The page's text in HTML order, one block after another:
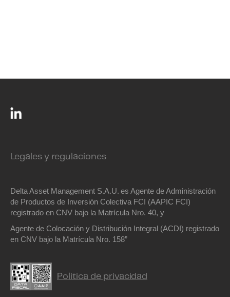
Legales y regulaciones
Delta Asset Management S.A.U. es Agente de Administración
de Productos de Inversión Colectiva FCI (AAPIC FCI)
registrado en CNV bajo la Matrícula Nro. 40, y
Agente de Colocación y Distribución Integral (ACDI) registrado
en CNV bajo la Matrícula Nro. 158”
Politica de privacidad